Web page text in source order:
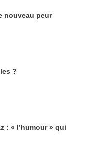
nouveau peur
?
: « l’humour » qui